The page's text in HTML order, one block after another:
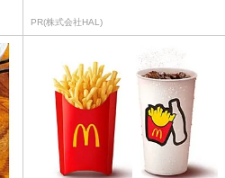
PR(株式会社HAL)